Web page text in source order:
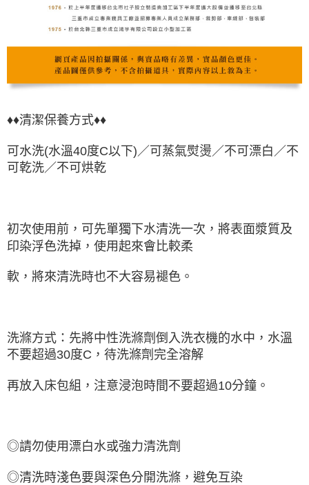
♦♦清潔保養方式♦♦
可水洗(水溫40度C以下)／可蒸氣熨燙／不可漂白／不
可乾洗／不可烘乾
初次使用前，可先單獨下水清洗一次，將表面漿質及
印染浮色洗掉，使用起來會比較柔
軟，將來清洗時也不大容易褪色。
洗滌方式：先將中性洗滌劑倒入洗衣機的水中，水溫
不要超過30度C，待洗滌劑完全溶解
再放入床包組，注意浸泡時間不要超過10分鐘。
◎請勿使用漂白水或強力清洗劑
◎清洗時淺色要與深色分開洗滌，避免互染